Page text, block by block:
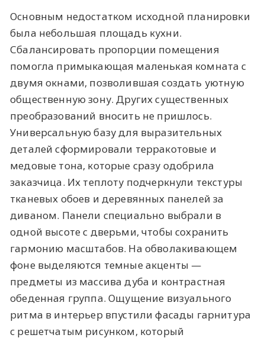
Основным недостатком исходной планировки
была небольшая площадь кухни.
Сбалансировать пропорции помещения
помогла примыкающая маленькая комната с
двумя окнами, позволившая создать уютную
общественную зону. Других существенных
преобразований вносить не пришлось.
Универсальную базу для выразительных
деталей сформировали терракотовые и
медовые тона, которые сразу одобрила
заказчица. Их теплоту подчеркнули текстуры
тканевых обоев и деревянных панелей за
диваном. Панели специально выбрали в
одной высоте с дверьми, чтобы сохранить
гармонию масштабов. На обволакивающем
фоне выделяются темные акценты —
предметы из массива дуба и контрастная
обеденная группа. Ощущение визуального
ритма в интерьер впустили фасады гарнитура
с решетчатым рисунком, который